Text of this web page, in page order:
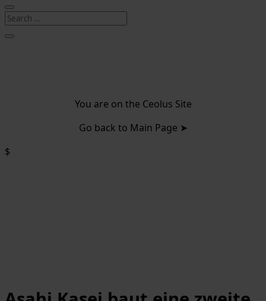
You are on the Ceolus Site
Go back to Main Page ➤
$